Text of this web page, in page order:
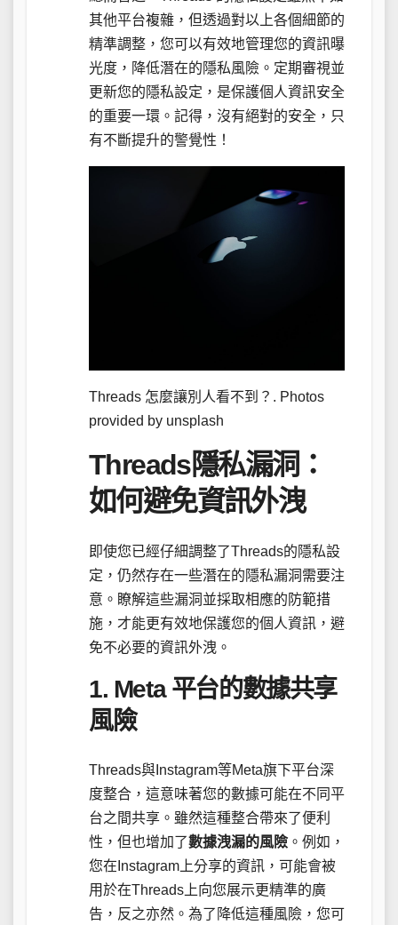
其他平台複雜，但透過對以上各個細節的
精準調整，您可以有效地管理您的資訊曝
光度，降低潛在的隱私風險。定期審視並
更新您的隱私設定，是保護個人資訊安全
的重要一環。記得，沒有絕對的安全，只
有不斷提升的警覺性！
Threads 怎麼讓別人看不到？. Photos
provided by unsplash
Threads隱私漏洞：
如何避免資訊外洩
即使您已經仔細調整了Threads的隱私設
定，仍然存在一些潛在的隱私漏洞需要注
意。瞭解這些漏洞並採取相應的防範措
施，才能更有效地保護您的個人資訊，避
免不必要的資訊外洩。
1. Meta 平台的數據共享
風險
Threads與Instagram等Meta旗下平台深
度整合，這意味著您的數據可能在不同平
台之間共享。雖然這種整合帶來了便利
性，但也增加了數據洩漏的風險 。例如，
您在Instagram上分享的資訊，可能會被
用於在Threads上向您展示更精準的廣
告，反之亦然。為了降低這種風險，您可